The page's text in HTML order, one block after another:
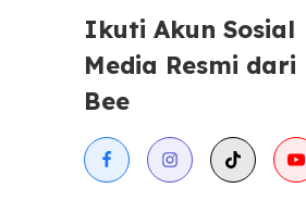
Ikuti Akun Sosial
Media Resmi dari
Bee